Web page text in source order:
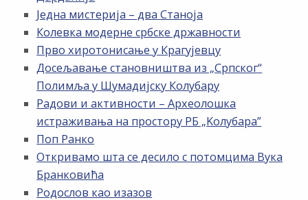
Једна мистерија – два Станоја
Колевка модерне србске државности
Прво хиротонисање у Крагујевцу
Досељавање становништва из „Српског“
Полимља у Шумадијску Колубару
Радови и активности – Археолошка
истраживања на простору РБ „Kолубара”
Поп Ранко
Откривамо шта се десило с потомцима Вука
Бранковића
Родослов као изазов